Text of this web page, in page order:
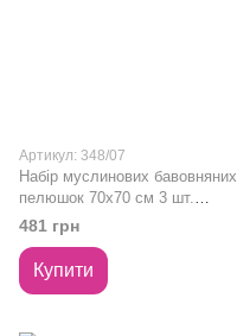
Артикул: 348/07
Набір муслинових бавовняних
пелюшок 70х70 см 3 шт.
Babyono темно-сірий
481 грн
Купити